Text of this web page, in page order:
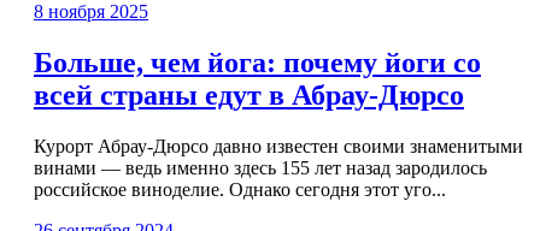
8 ноября 2025
Больше, чем йога: почему йоги со
всей страны едут в Абрау-Дюрсо
Курорт Абрау-Дюрсо давно известен своими знаменитыми
винами — ведь именно здесь 155 лет назад зародилось
российское виноделие. Однако сегодня этот уго...